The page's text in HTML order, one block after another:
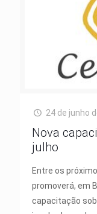
24 de junho
Nova
julho
Entre os
promoverá, em
capacitação